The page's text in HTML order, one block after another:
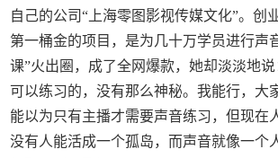
自己的公司“上海零图影视传媒文化”。创
第一桶金的项目，是为几十万学员进行声
课”火出圈，成了全网爆款，她却淡淡地
可以练习的，没有那么神秘。我能行，大
能以为只有主播才需要声音练习，但现在
没有人能活成一个孤岛，而声音就像一个